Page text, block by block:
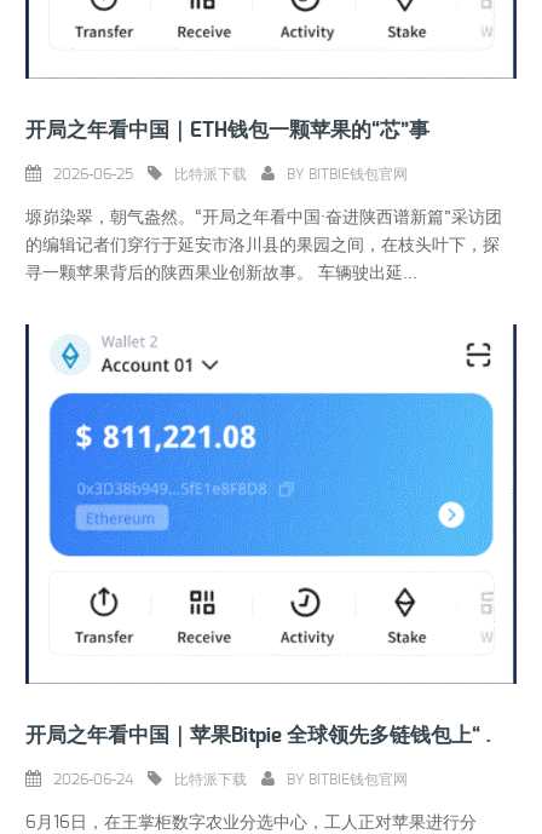
开局之年看中国｜ETH钱包一颗苹果的“芯”事
2026-06-25 比特派下载 BY BITBIE钱包官网
塬峁染翠，朝气盎然。“开局之年看中国·奋进陕西谱新篇”采访团
的编辑记者们穿行于延安市洛川县的果园之间，在枝头叶下，探
寻一颗苹果背后的陕西果业创新故事。 车辆驶出延...
开局之年看中国｜苹果Bitpie 全球领先多链钱包上“线”选美 尽显科技范儿
2026-06-24 比特派下载 BY BITBIE钱包官网
6月16日，在王掌柜数字农业分选中心，工人正对苹果进行分